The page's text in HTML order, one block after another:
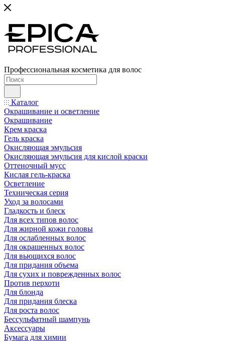
Профессиональная косметика для волос
Каталог
Окрашивание и осветление
Окрашивание
Крем краска
Гель краска
Окисляющая эмульсия
Окисляющая эмульсия для кислой краски
Оттеночный мусс
Кислая гель-краска
Осветление
Техническая серия
Уход за волосами
Гладкость и блеск
Для всех типов волос
Для жирной кожи головы
Для ослабленных волос
Для окрашенных волос
Для вьющихся волос
Для придания объема
Для сухих и поврежденных волос
Против перхоти
Для блонда
Для придания блеска
Для роста волос
Бессульфатный шампунь
Аксессуары
Бумага для химии